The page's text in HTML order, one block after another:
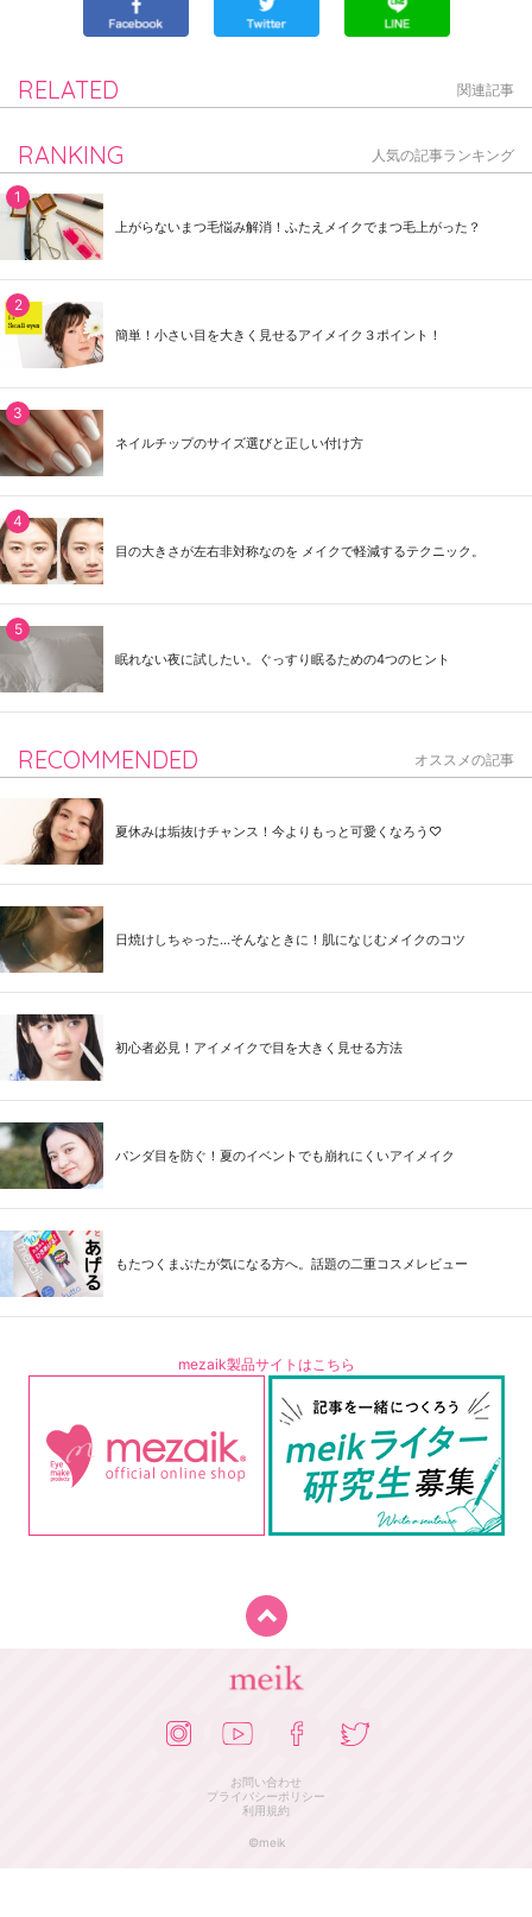
RELATED 関連記事
RANKING 人気の記事ランキング
上がらないまつ毛悩み解消！ふたえメイクでまつ毛上がった？
簡単！小さい目を大きく見せるアイメイク３ポイント！
ネイルチップのサイズ選びと正しい付け方
目の大きさが左右非対称なのを メイクで軽減するテクニック。
眠れない夜に試したい。ぐっすり眠るための4つのヒント
RECOMMENDED オススメの記事
夏休みは垢抜けチャンス！今よりもっと可愛くなろう♡
日焼けしちゃった...そんなときに！肌になじむメイクのコツ
初心者必見！アイメイクで目を大きく見せる方法
パンダ目を防ぐ！夏のイベントでも崩れにくいアイメイク
もたつくまぶたが気になる方へ。話題の二重コスメレビュー
mezaik製品サイトはこちら
お問い合わせ
プライバシーポリシー
利用規約
©meik